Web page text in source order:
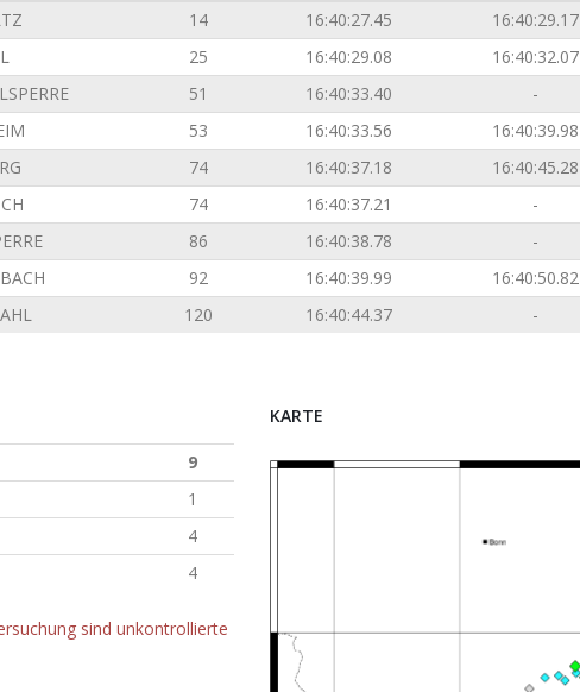
14 16:40:27.45 16:40:29.17
25 16:40:29.08 16:40:32.07
51 16:40:33.40 -
53 16:40:33.56 16:40:39.98
74 16:40:37.18 16:40:45.28
74 16:40:37.21 -
86 16:40:38.78 -
92 16:40:39.99 16:40:50.82
120 16:40:44.37 -
9
1
4
4
sind unkontrollierte
KARTE